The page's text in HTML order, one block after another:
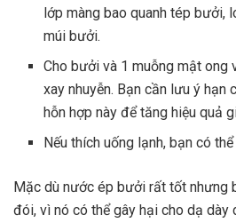
lớp màng bao quanh tép bưởi,
múi bưởi.
Cho bưởi và 1 muỗng mật ong
xay nhuyễn. Bạn cần lưu ý hạn
hỗn hợp này để tăng hiệu quả
Nếu thích uống lạnh, bạn có
Mặc dù nước ép bưởi rất tốt nhưng
đói, vì nó có thể gây hại cho dạ dày